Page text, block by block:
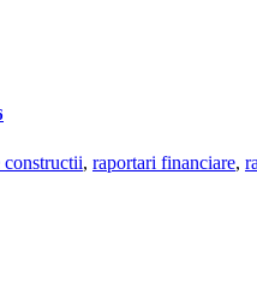
constructii, raportari financiare,